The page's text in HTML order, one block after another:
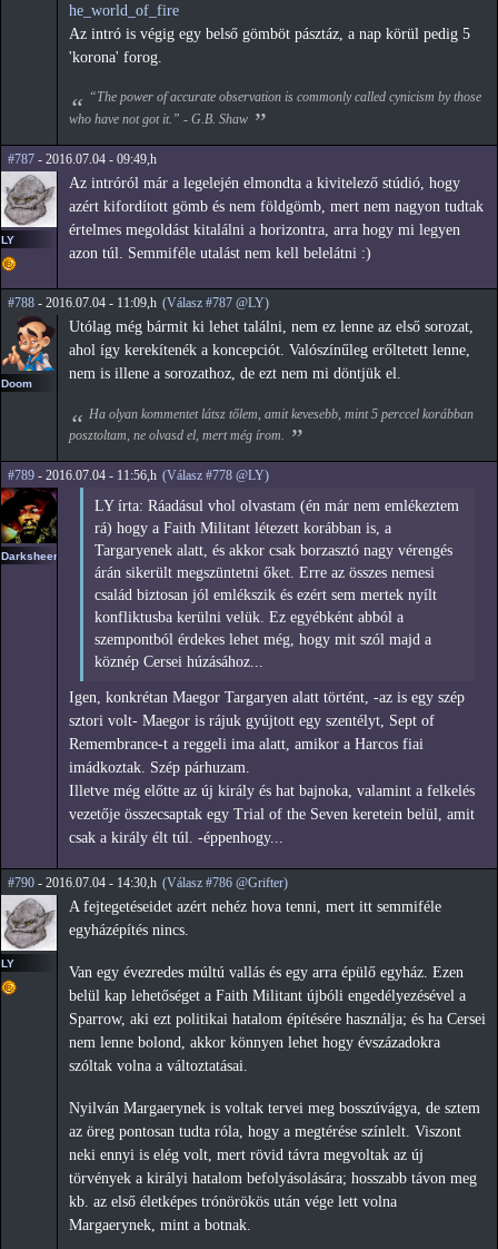
he_world_of_fire
Az intró is végig egy belső gömböt pásztáz, a nap körül pedig 5
'korona' forog.
“The power of accurate observation is commonly called cynicism by those
who have not got it.” - G.B. Shaw
#787 - 2016.07.04 - 09:49,h
LY
Az intróról már a legelején elmondta a kivitelező stúdió, hogy
azért kifordított gömb és nem földgömb, mert nem nagyon tudtak
értelmes megoldást kitalálni a horizontra, arra hogy mi legyen
azon túl. Semmiféle utalást nem kell belelátni :)
#788 - 2016.07.04 - 11:09,h (Válasz #787 @LY)
Doom
Utólag még bármit ki lehet találni, nem ez lenne az első sorozat,
ahol így kerekítenék a koncepciót. Valószínűleg erőltetett lenne,
nem is illene a sorozathoz, de ezt nem mi döntjük el.
Ha olyan kommentet látsz tőlem, amit kevesebb, mint 5 perccel korábban
posztoltam, ne olvasd el, mert még írom.
#789 - 2016.07.04 - 11:56,h (Válasz #778 @LY)
Darksheer
LY írta: Ráadásul vhol olvastam (én már nem emlékeztem
rá) hogy a Faith Militant létezett korábban is, a
Targaryenek alatt, és akkor csak borzasztó nagy vérengés
árán sikerült megszüntetni őket. Erre az összes nemesi
család biztosan jól emlékszik és ezért sem mertek nyílt
konfliktusba kerülni velük. Ez egyébként abból a
szempontból érdekes lehet még, hogy mit szól majd a
köznép Cersei húzásához...
Igen, konkrétan Maegor Targaryen alatt történt, -az is egy szép
sztori volt- Maegor is rájuk gyújtott egy szentélyt, Sept of
Remembrance-t a reggeli ima alatt, amikor a Harcos fiai
imádkoztak. Szép párhuzam.
Illetve még előtte az új király és hat bajnoka, valamint a felkelés
vezetője összecsaptak egy Trial of the Seven keretein belül, amit
csak a király élt túl. -éppenhogy...
#790 - 2016.07.04 - 14:30,h (Válasz #786 @Grifter)
LY
A fejtegetéseidet azért nehéz hova tenni, mert itt semmiféle
egyházépítés nincs.
Van egy évezredes múltú vallás és egy arra épülő egyház. Ezen
belül kap lehetőséget a Faith Militant újbóli engedélyezésével a
Sparrow, aki ezt politikai hatalom építésére használja; és ha Cersei
nem lenne bolond, akkor könnyen lehet hogy évszázadokra
szóltak volna a változtatásai.
Nyilván Margaerynek is voltak tervei meg bosszúvágya, de sztem
az öreg pontosan tudta róla, hogy a megtérése színlelt. Viszont
neki ennyi is elég volt, mert rövid távra megvoltak az új
törvények a királyi hatalom befolyásolására; hosszabb távon meg
kb. az első életképes trónörökös után vége lett volna
Margaerynek, mint a botnak.